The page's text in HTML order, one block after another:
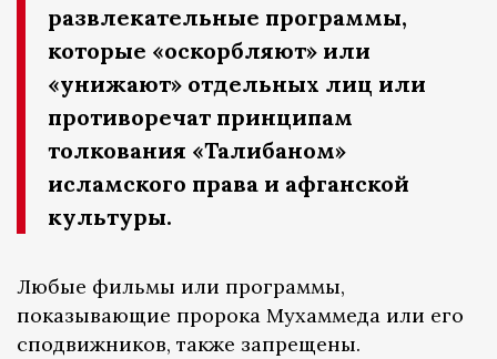
развлекательные программы,
которые «оскорбляют» или
«унижают» отдельных лиц или
противоречат принципам
толкования «Талибаном»
исламского права и афганской
культуры.
Любые фильмы или программы,
показывающие пророка Мухаммеда или его
сподвижников, также запрещены.